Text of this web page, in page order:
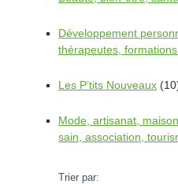
Développement
thérapeutes,
Les P’tits Nouveaux
Mode, artisanat,
sain, association,
Trier par: